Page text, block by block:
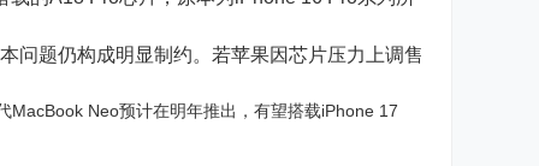
问题仍构成明显制约。若苹果因芯片压力上调售
Neo预计在明年推出，有望搭载iPhone 17